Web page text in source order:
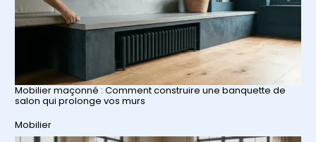
Mobilier maçonné : Comment construire une banquette de
salon qui prolonge vos murs
Par rapport à
Mobilier